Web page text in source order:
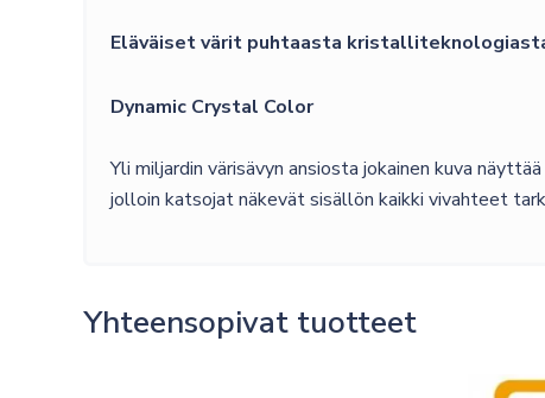
Eläväiset värit puhtaasta
Dynamic Crystal Color
Yli miljardin värisävyn ansiosta jokainen kuva
jolloin katsojat näkevät sisällön kaikki vivahteet
Yhteensopivat tuotteet